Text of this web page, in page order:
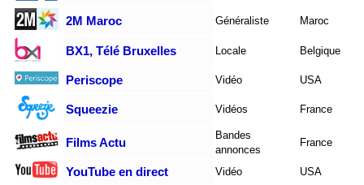
2M Maroc Généraliste Maroc
BX1, Télé Bruxelles Locale Belgique
Periscope Vidéo USA
Squeezie Vidéos France
Films Actu
Bandes
annonces
France
YouTube en direct Vidéo USA